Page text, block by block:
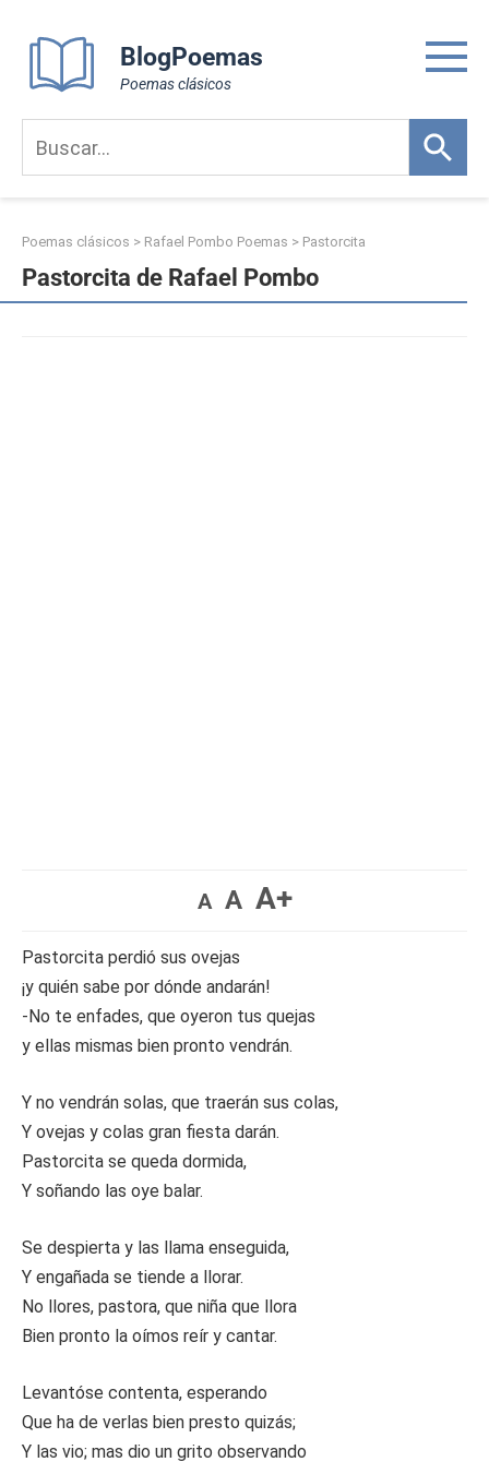
content
BlogPoemas
Poemas clásicos
Poemas clásicos > Rafael Pombo Poemas > Pastorcita
Pastorcita de Rafael Pombo
A A A+
Pastorcita perdió sus ovejas
¡y quién sabe por dónde andarán!
-No te enfades, que oyeron tus quejas
y ellas mismas bien pronto vendrán.
Y no vendrán solas, que traerán sus colas,
Y ovejas y colas gran fiesta darán.
Pastorcita se queda dormida,
Y soñando las oye balar.
Se despierta y las llama enseguida,
Y engañada se tiende a llorar.
No llores, pastora, que niña que llora
Bien pronto la oímos reír y cantar.
Levantóse contenta, esperando
Que ha de verlas bien presto quizás;
Y las vio; mas dio un grito observando